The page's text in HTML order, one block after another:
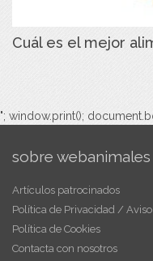
Cuál es el mejor
"; window.print();
sobre webanimales
Artículos patrocinados
Política de Privacidad /
Política de Cookies
Contacta con nosotros